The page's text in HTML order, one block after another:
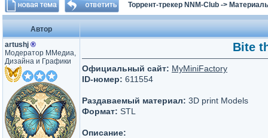
Торрент-трекер NNM-Club ->
Автор
artushj ®
Модератор ММедиа,
Дизайна и Графики
Bite
Официальный сайт: MyMiniFactory
ID-номер: 611554
Раздаваемый материал: 3D print Models
Формат: STL
Описание: